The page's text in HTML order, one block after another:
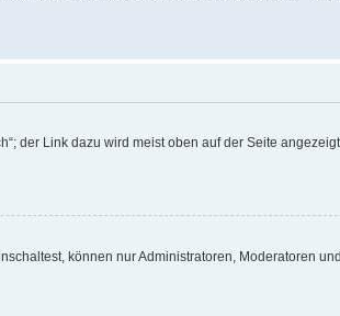
der Link dazu wird meist oben auf der Seite
können nur Administratoren, Moderatoren